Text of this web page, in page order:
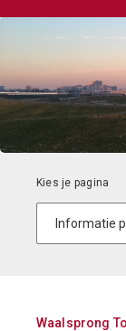
Waalsprong